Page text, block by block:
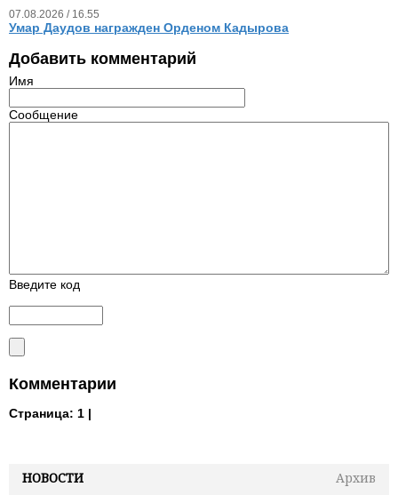
НОВОСТИ
Архив
07.08.2026 / 16.55
Умар Даудов награжден Орденом Кадырова
Добавить комментарий
Имя
Сообщение
Введите код
Комментарии
Страница: 1 |